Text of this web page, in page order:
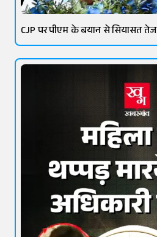
CJP पर पीएम के बयान से सियासत तेज